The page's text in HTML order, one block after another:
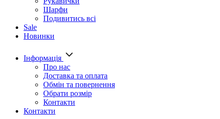
Шарфи
Подивитись всі
Sale
Новинки
Інформація
Про нас
Доставка та оплата
Обмін та повернення
Обрати розмір
Контакти
Контакти